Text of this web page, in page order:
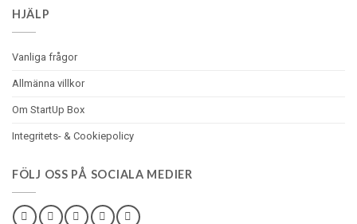
HJÄLP
Vanliga frågor
Allmänna villkor
Om StartUp Box
Integritets- & Cookiepolicy
FÖLJ OSS PÅ SOCIALA MEDIER